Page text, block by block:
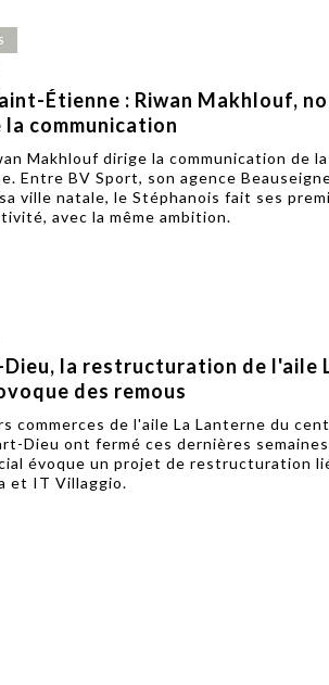
Étienne : Riwan Makhlouf,
communication
Makhlouf dirige la communication de
Entre BV Sport, son agence
ville natale, le Stéphanois fait ses
avec la même ambition.
Dieu, la restructuration de l'aile
des remous
commerces de l'aile La Lanterne du
Dieu ont fermé ces dernières
évoque un projet de restructuration
et IT Villaggio.